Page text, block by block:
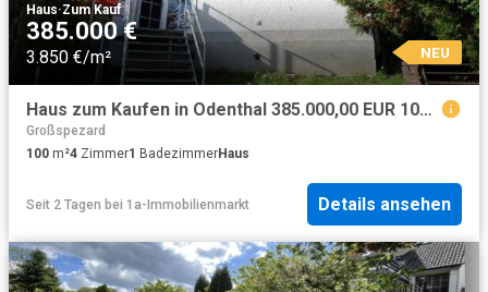
Haus·Zum Kauf
385.000 €
3.850 €/m² NEU
Haus zum Kaufen in Odenthal 385.000,00 EUR 100 m²
Großspezard
100 m²4 Zimmer1 BadezimmerHaus
Seit 2 Tagen bei 1a-Immobilienmarkt Details ansehen